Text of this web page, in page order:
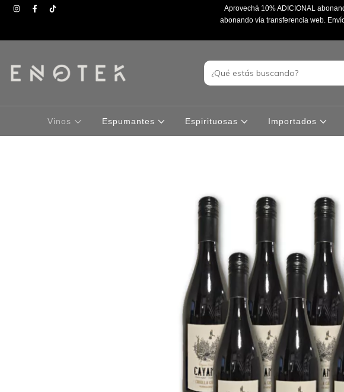
Aprovechá 10% ADICIONAL
abonando vía transferencia web.
Vinos Espumantes Espirituosas Importados